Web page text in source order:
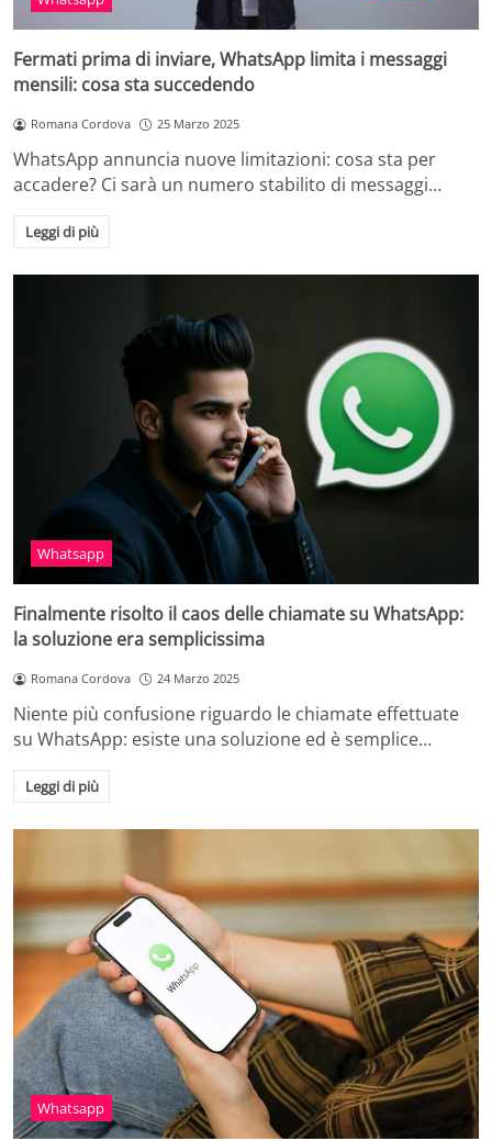
Fermati prima di inviare, WhatsApp limita i messaggi
mensili: cosa sta succedendo
Romana Cordova 25 Marzo 2025
WhatsApp annuncia nuove limitazioni: cosa sta per
accadere? Ci sarà un numero stabilito di messaggi…
Leggi di più
Whatsapp
Finalmente risolto il caos delle chiamate su WhatsApp:
la soluzione era semplicissima
Romana Cordova 24 Marzo 2025
Niente più confusione riguardo le chiamate effettuate
su WhatsApp: esiste una soluzione ed è semplice…
Leggi di più
Whatsapp